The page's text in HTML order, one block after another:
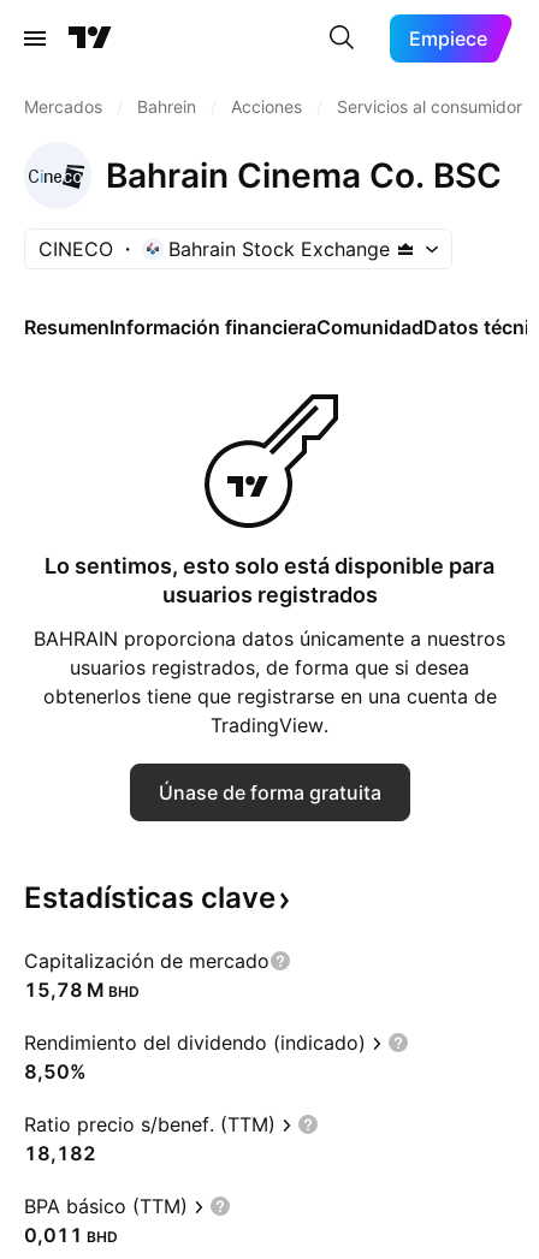
Empiece
Mercados Bahrein Acciones Servicios al consumidor
Bahrain Cinema Co. BSC
CINECO Bahrain Stock Exchange
ResumenInformación financieraComunidadDatos
Lo sentimos, esto solo está disponible para
usuarios registrados
BAHRAIN proporciona datos únicamente a nuestros
usuarios registrados, de forma que si desea
obtenerlos tiene que registrarse en una cuenta de
TradingView.
Únase de forma gratuita
Estadísticas clave
Capitalización de mercado
‪15,78 M‬ BHD
Rendimiento del dividendo (indicado)
8,50%
Ratio precio s/benef. (TTM)
18,182
BPA básico (TTM)
0,011 BHD